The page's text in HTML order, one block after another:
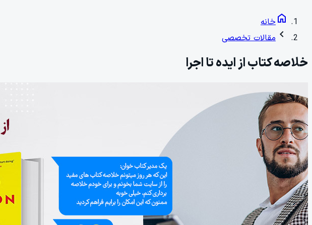
homeخانه
chevron_left مقالات تخصصی
خلاصه کتاب از ایده تا اجرا